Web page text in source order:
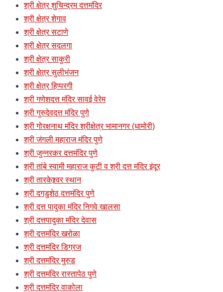
श्री क्षेत्र शुचिन्द्रम दत्तमंदिर
श्री क्षेत्र शेगाव
श्री क्षेत्र सटाणे
श्री क्षेत्र सदलगा
श्री क्षेत्र साकुरी
श्री क्षेत्र सुलीभंजन
श्री क्षेत्र हिप्परगी
श्री गणेशदत्त मंदिर सावई वेरेम
श्री गुरुदेवदत्त मंदिर पुणे
श्री गोरक्षनाथ मंदिर श्रीक्षेत्र भामानगर (धामोरी)
श्री जंगली महाराज मंदिर पुणे
श्री जुन्नरकर दत्तमंदिर पुणे
श्री तांबे स्वामी महाराज कुटी व श्री दत्त मंदिर इंदूर
श्री तारकेश्र्वर स्थान
श्री दगडुशेठ दत्तमंदिर पुणे
श्री दत्त पादुका मंदिर निगवे खालसा
श्री दत्तपादुका मंदिर देवास
श्री दत्तमंदिर खरोळा
श्री दत्तमंदिर डिग्रज
श्री दत्तमंदिर मुरुड
श्री दत्तमंदिर रास्तापेठ पुणे
श्री दत्तमंदिर वाकोला